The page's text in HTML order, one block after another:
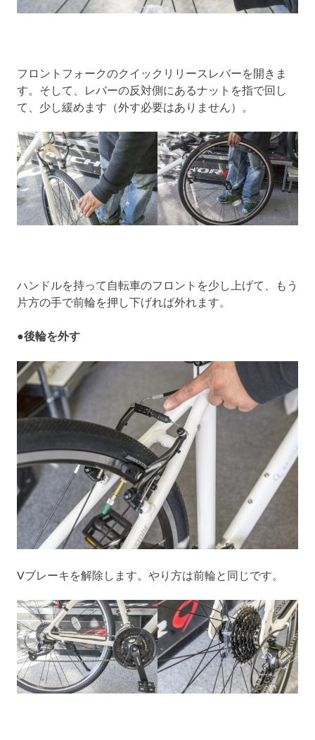
フロントフォークのクイックリリースレバーを開きま
す。そして、レバーの反対側にあるナットを指で回し
て、少し緩めます（外す必要はありません）。
ハンドルを持って自転車のフロントを少し上げて、もう
片方の手で前輪を押し下げれば外れます。
●後輪を外す
Vブレーキを解除します。やり方は前輪と同じです。